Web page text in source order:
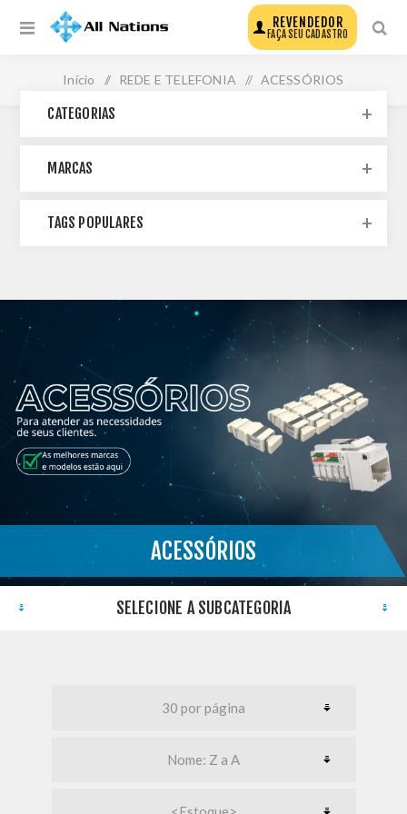
REVENDEDOR
FAÇA SEU CADASTRO
Início / REDE E TELEFONIA / ACESSÓRIOS
}
ACESSÓRIOS
SELECIONE A SUBCATEGORIA
CATEGORIAS
MARCAS
TAGS POPULARES